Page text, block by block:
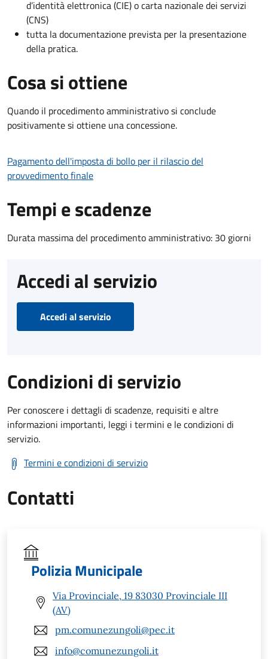
d’identità elettronica (CIE) o carta nazionale dei servizi
(CNS)
tutta la documentazione prevista per la presentazione
della pratica.
Cosa si ottiene
Quando il procedimento amministrativo si conclude
positivamente si ottiene una concessione.
Pagamento dell'imposta di bollo per il rilascio del
provvedimento finale
Tempi e scadenze
Durata massima del procedimento amministrativo: 30 giorni
Accedi al servizio
Accedi al servizio
Condizioni di servizio
Per conoscere i dettagli di scadenze, requisiti e altre
informazioni importanti, leggi i termini e le condizioni di
servizio.
Termini e condizioni di servizio
Contatti
Polizia Municipale
Via Provinciale, 19 83030 Provinciale III
(AV)
pm.comunezungoli@pec.it
info@comunezungoli.it